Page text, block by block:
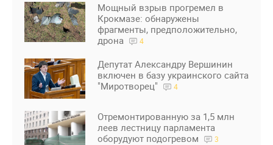
Мощный взрыв прогремел в
Крокмазе: обнаружены
фрагменты, предположительно,
дрона
4
Депутат Александру Вершинин
включен в базу украинского сайта
"Миротворец"
4
Отремонтированную за 1,5 млн
леев лестницу парламента
оборудуют подогревом
3